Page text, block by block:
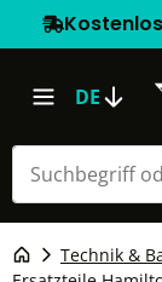
DE
Technik &